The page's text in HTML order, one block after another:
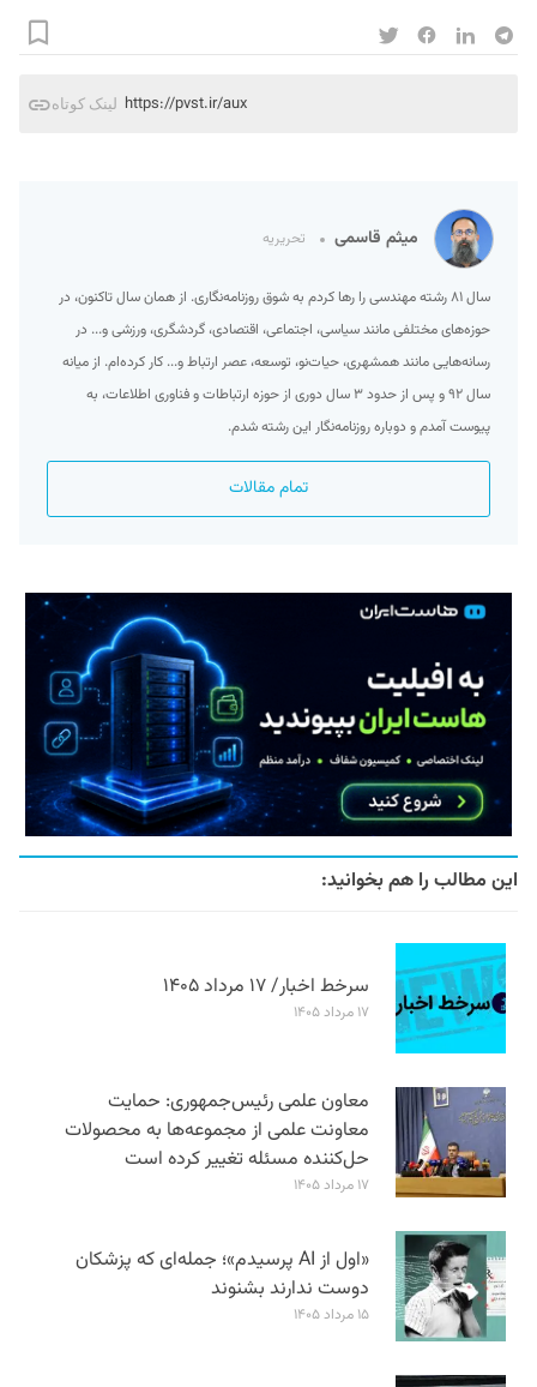
لینک کوتاه https://pvst.ir/aux
میثم قاسمی تحریریه
سال ۸۱ رشته مهندسی را رها کردم به شوق روزنامه‌نگاری. از همان سال تاکنون، در
حوزه‌های مختلفی مانند سیاسی، اجتماعی، اقتصادی، گردشگری، ورزشی و... در
رسانه‌هایی مانند همشهری، حیات‌نو، توسعه، عصر ارتباط و... کار کرده‌ام. از میانه
سال ۹۲ و پس از حدود ۳ سال دوری از حوزه ارتباطات و فناوری اطلاعات، به
پیوست آمدم و دوباره روزنامه‌نگار این رشته شدم.
تمام مقالات
این مطالب را هم بخوانید:
سرخط اخبار/ ۱۷ مرداد ۱۴۰۵
۱۷ مرداد ۱۴۰۵
معاون علمی رئیس‌جمهوری: حمایت
معاونت علمی از مجموعه‌ها به محصولات
حل‌کننده مسئله تغییر کرده است
۱۷ مرداد ۱۴۰۵
«اول از AI پرسیدم»؛ جمله‌ای که پزشکان
دوست ندارند بشنوند
۱۵ مرداد ۱۴۰۵